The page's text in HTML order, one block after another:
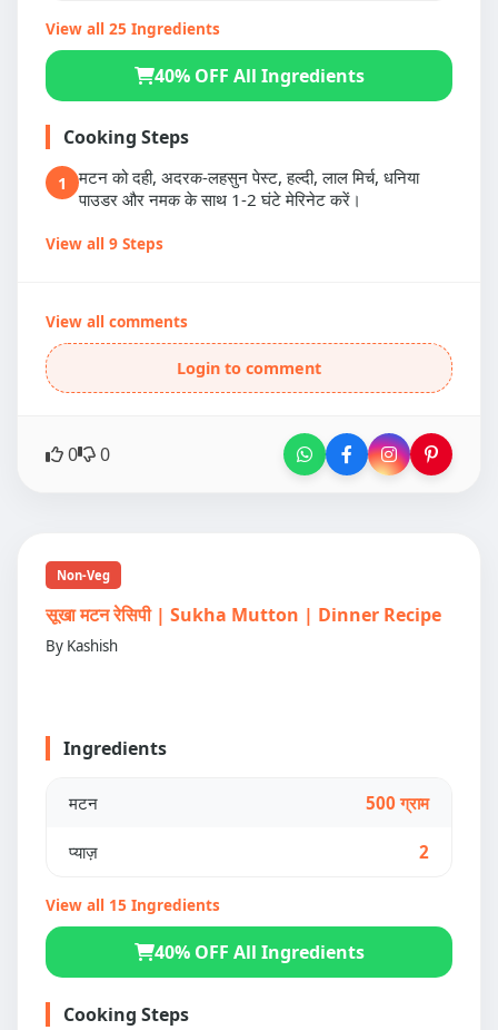
View all 25 Ingredients
40% OFF All Ingredients
Cooking Steps
1
मटन को दही, अदरक-लहसुन पेस्ट, हल्दी, लाल मिर्च, धनिया
पाउडर और नमक के साथ 1-2 घंटे मेरिनेट करें।
View all 9 Steps
View all comments
Login to comment
0 0
Non-Veg
सूखा मटन रेसिपी | Sukha Mutton | Dinner Recipe
By Kashish
Ingredients
मटन 500 ग्राम
प्याज़ 2
View all 15 Ingredients
40% OFF All Ingredients
Cooking Steps